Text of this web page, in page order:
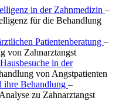
in der Zahnmedizin –
für die Behandlung
Patientenberatung –
von Zahnarztangst
in der
von Angstpatienten
ihre Behandlung –
zu Zahnarztangst